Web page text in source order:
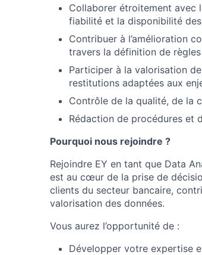
Collaborer étroitement avec
fiabilité et la disponibilité des
Contribuer à l’amélioration
travers la définition de
Participer à la valorisation
restitutions adaptées aux
Contrôle de la qualité, de la
Rédaction de procédures et
Pourquoi nous rejoindre ?
Rejoindre EY en tant que Data
est au cœur de la prise de
clients du secteur bancaire,
valorisation des données.
Vous aurez l’opportunité de :
Développer votre expertise